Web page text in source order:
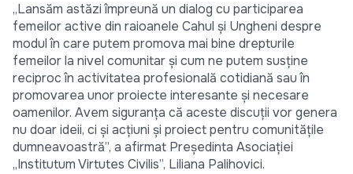
„Lansăm astăzi împreună un dialog cu participarea
femeilor active din raioanele Cahul și Ungheni despre
modul în care putem promova mai bine drepturile
femeilor la nivel comunitar și cum ne putem susține
reciproc în activitatea profesională cotidiană sau în
promovarea unor proiecte interesante și necesare
oamenilor. Avem siguranța că aceste discuții vor genera
nu doar ideii, ci și acțiuni și proiect pentru comunitățile
dumneavoastră”, a afirmat Președinta Asociației
„Institutum Virtutes Civilis”, Liliana Palihovici.